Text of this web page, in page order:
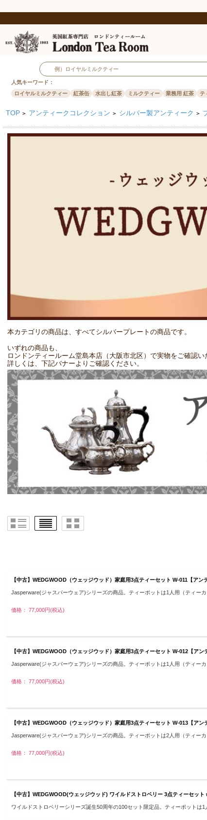
人気キーワード：
ロイヤルミルクティー
紅茶缶 水出し紅茶 ミルクティー 業務用 紅茶 テ
TOP > アンティークコレクション > シルバー製アンティーク >
本カテゴリの商品は、すべてシルバープレートの商品です。
いずれの商品も、
ロンドンティールーム堂島本店（大阪市北区）で実物をご確認い
詳しくは、下記バナーよりご確認ください。
【中古】WEDGWOOD（ウェッジウッド）家庭用3点ティーセット W-011【アン
Jasperware(ジャスパーウェア)シリーズの商品。ティーポットは1人用（ティーカ
価格： 77,000円(税込)
【中古】WEDGWOOD（ウェッジウッド）家庭用3点ティーセット W-012【アン
Jasperware(ジャスパーウェア)シリーズの商品。ティーポットは1人用（ティーカ
価格： 77,000円(税込)
【中古】WEDGWOOD（ウェッジウッド）家庭用3点ティーセット W-013【アン
Jasperware(ジャスパーウェア)シリーズの商品。ティーポットは2人用（ティーカ
価格： 77,000円(税込)
【中古】WEDGWOOD(ウェッジウッド) ワイルドストロベリー 3点ティーセッ
ワイルドストロベリーシリーズ誕生50周年の100セット限定品。ティーポットは1